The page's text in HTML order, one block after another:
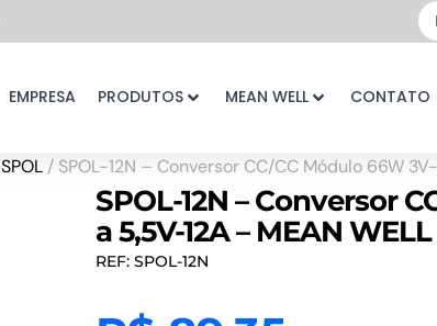
...
EMPRESA PRODUTOS MEAN WELL CONTATO
SPOL / SPOL-12N – Conversor CC/CC Módulo 66W
SPOL-12N – Conversor
a 5,5V-12A – MEAN WELL
REF: SPOL-12N